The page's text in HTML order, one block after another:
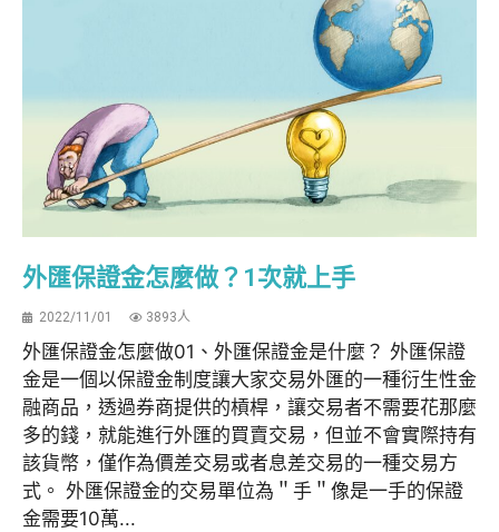
外匯保證金怎麼做？1次就上手
2022/11/01 3893人
外匯保證金怎麼做01、外匯保證金是什麼？ 外匯保證
金是一個以保證金制度讓大家交易外匯的一種衍生性金
融商品，透過券商提供的槓桿，讓交易者不需要花那麼
多的錢，就能進行外匯的買賣交易，但並不會實際持有
該貨幣，僅作為價差交易或者息差交易的一種交易方
式。 外匯保證金的交易單位為＂手＂像是一手的保證
金需要10萬...